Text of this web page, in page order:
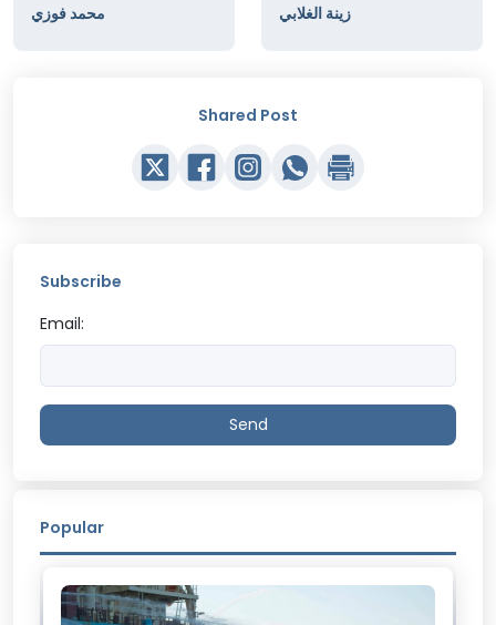
محمد فوزي زينة الغلابي
Shared Post
Subscribe
Email:
Send
Popular